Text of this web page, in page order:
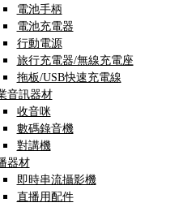
電池手柄
電池充電器
行動電源
旅行充電器/無線充電座
拖板/USB快速充電線
音訊器材
收音咪
數碼錄音機
對講機
器材
即時串流攝影機
直播用配件